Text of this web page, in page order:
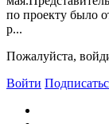
по проекту было
р...
Пожалуйста,
Войти